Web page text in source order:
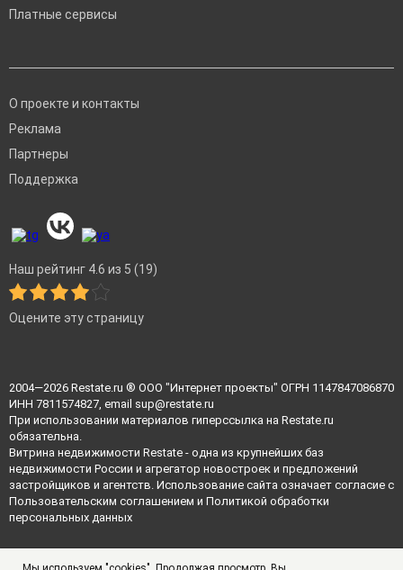
Платные сервисы
О проекте и контакты
Реклама
Партнеры
Поддержка
Наш рейтинг 4.6 из 5 (19)
Оцените эту страницу
2004—2026 Restate.ru ® ООО "Интернет проекты" ОГРН 1147847086870
ИНН 7811574827, email sup@restate.ru
При использовании материалов гиперссылка на Restate.ru
обязательна.
Витрина недвижимости Restate - одна из крупнейших баз
недвижимости России и агрегатор новостроек и предложений
застройщиков и агентств. Использование сайта означает согласие с
Пользовательским соглашением и Политикой обработки
персональных данных